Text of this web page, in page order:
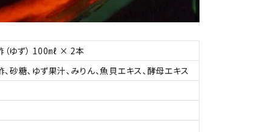
（ゆず） 100㎖ × 2本
、砂糖、ゆず果汁、みりん、魚貝エキス、酵母エキス